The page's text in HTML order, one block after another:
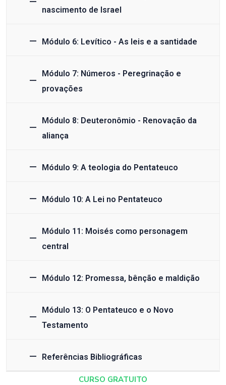
nascimento de Israel
Módulo 6: Levítico - As leis e a santidade
Módulo 7: Números - Peregrinação e
provações
Módulo 8: Deuteronômio - Renovação da
aliança
Módulo 9: A teologia do Pentateuco
Módulo 10: A Lei no Pentateuco
Módulo 11: Moisés como personagem
central
Módulo 12: Promessa, bênção e maldição
Módulo 13: O Pentateuco e o Novo
Testamento
Referências Bibliográficas
CURSO GRATUITO